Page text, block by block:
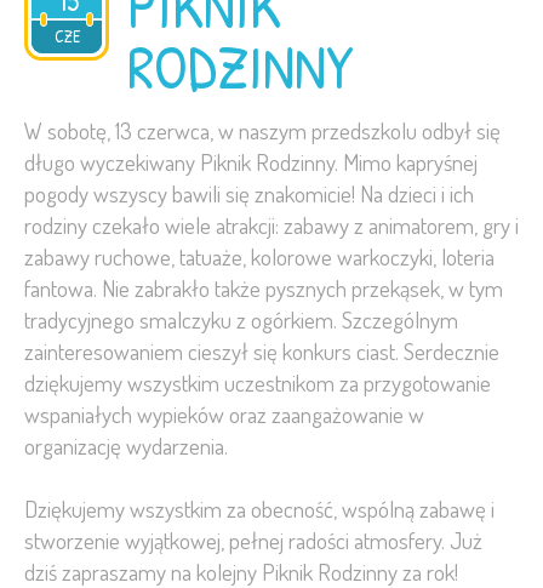
CZE
2026 RODZINNY
W sobotę, 13 czerwca, w naszym przedszkolu odbył się
długo wyczekiwany Piknik Rodzinny. Mimo kapryśnej
pogody wszyscy bawili się znakomicie! Na dzieci i ich
rodziny czekało wiele atrakcji: zabawy z animatorem, gry i
zabawy ruchowe, tatuaże, kolorowe warkoczyki, loteria
fantowa. Nie zabrakło także pysznych przekąsek, w tym
tradycyjnego smalczyku z ogórkiem. Szczególnym
zainteresowaniem cieszył się konkurs ciast. Serdecznie
dziękujemy wszystkim uczestnikom za przygotowanie
wspaniałych wypieków oraz zaangażowanie w
organizację wydarzenia.
Dziękujemy wszystkim za obecność, wspólną zabawę i
stworzenie wyjątkowej, pełnej radości atmosfery. Już
dziś zapraszamy na kolejny Piknik Rodzinny za rok!